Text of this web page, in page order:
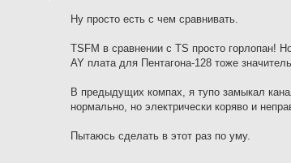
Ну просто есть с чем сравнивать.
TSFM в сравнении с TS просто горлопан!
AY плата для Пентагона-128 тоже
В предыдущих компах, я тупо замыкал
нормально, но электрически коряво и
Пытаюсь сделать в этот раз по уму.